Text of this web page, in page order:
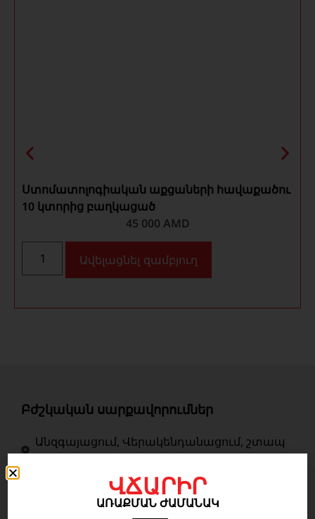
Ստոմատոլոգիական աքցաների հավաքածու
10 կտորից բաղկացած
45 000 AMD
Ավելացնել զամբյուղ
Բժշկական սարքավորումներ
Անզգայացում, Վերակենդանացում, շտապ
բուժօգնություն
Ճառագայթաբանություն
Ներհիվանդանոցային սարքավորումներ
ՎՃԱՐԻՐ
ԱՌԱՔՄԱՆ ԺԱՄԱՆԱԿ